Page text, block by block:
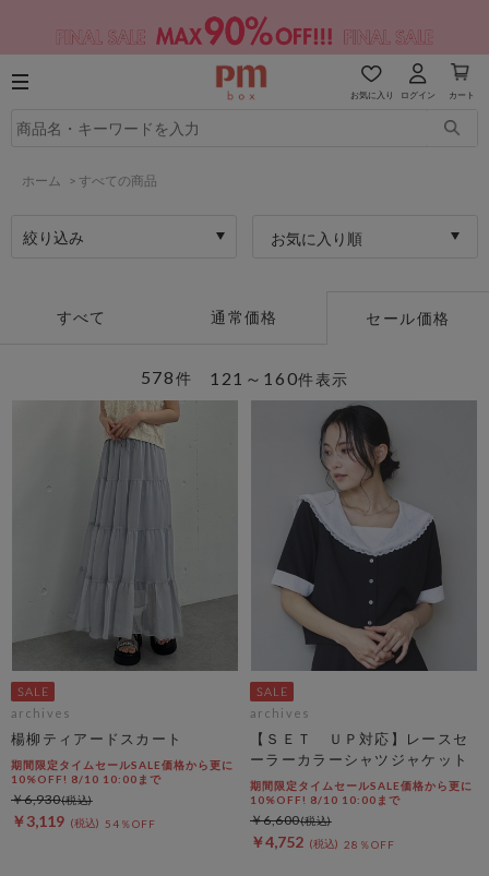
お気に入り ログイン カート
ホーム > すべての商品
絞り込み お気に入り順
すべて 通常価格 セール価格
121～160件表示
578件
archives
楊柳ティアードスカート
期間限定タイムセールSALE価格から更に
10%OFF! 8/10 10:00まで
￥3,119 54％OFF
￥6,930
archives
【ＳＥＴ ＵＰ対応】レースセ
ーラーカラーシャツジャケット
期間限定タイムセールSALE価格から更に
10%OFF! 8/10 10:00まで
￥4,752 28％OFF
￥6,600